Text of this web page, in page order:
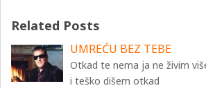
Related Posts
UMREĆU BEZ TEBE
Otkad te nema ja ne živim
i teško dišem otkad